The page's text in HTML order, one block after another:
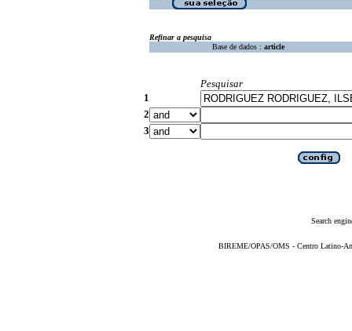
Refinar a pesquisa
Base de dados : article
Pesquisar
1
2
3
Search
BIREME/OPAS/OMS - Centro Latino-